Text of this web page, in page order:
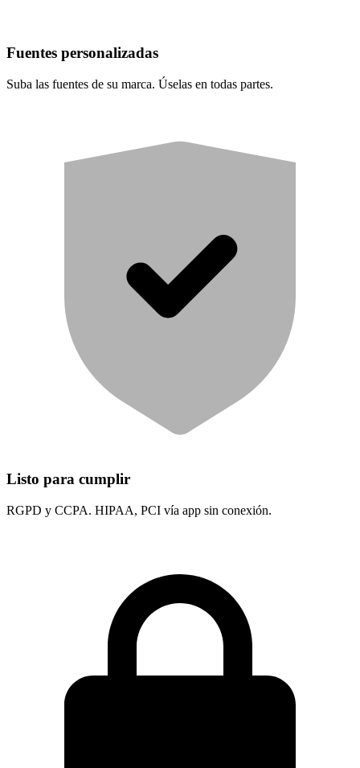
Fuentes personalizadas
Suba las fuentes de su marca. Úselas en todas partes.
Listo para cumplir
RGPD y CCPA. HIPAA, PCI vía app sin conexión.